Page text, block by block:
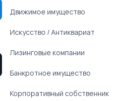
Движимое имущество
Искусство / Антиквариат
Лизинговые компании
Банкротное имущество
Корпоративный собственник